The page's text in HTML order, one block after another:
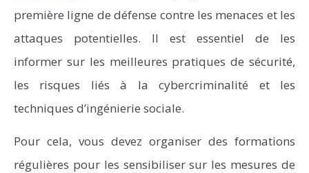
première ligne de défense contre les menaces et les
attaques potentielles. Il est essentiel de les
informer sur les meilleures pratiques de sécurité,
les risques liés à la cybercriminalité et les
techniques d’ingénierie sociale.
Pour cela, vous devez organiser des formations
régulières pour les sensibiliser sur les mesures de